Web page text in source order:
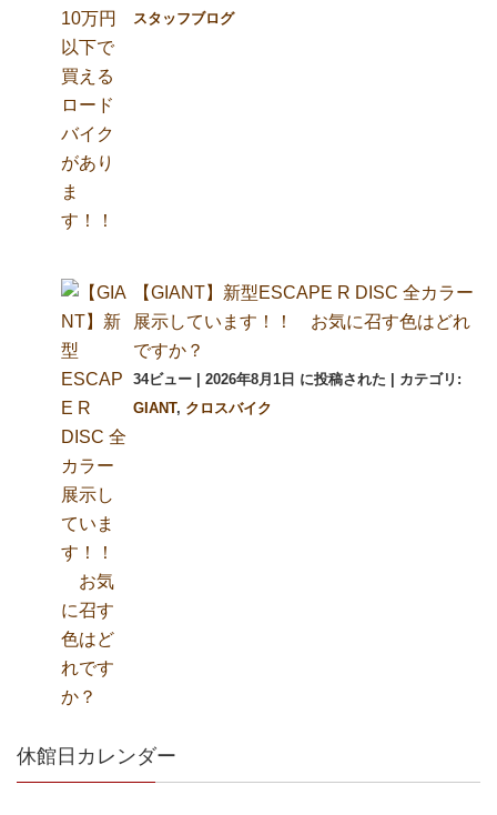
スタッフブログ
【GIANT】新型ESCAPE R DISC 全カラー
展示しています！！ お気に召す色はどれ
ですか？
34ビュー 2026年8月1日 に投稿された
カテゴリ:
GIANT, クロスバイク
休館日カレンダー